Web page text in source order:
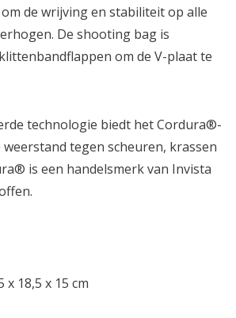
de wrijving en stabiliteit op alle
De shooting bag is
om de V-plaat te
technologie biedt het Cordura®-
tegen scheuren, krassen
is een handelsmerk van Invista
x 18,5 x 15 cm